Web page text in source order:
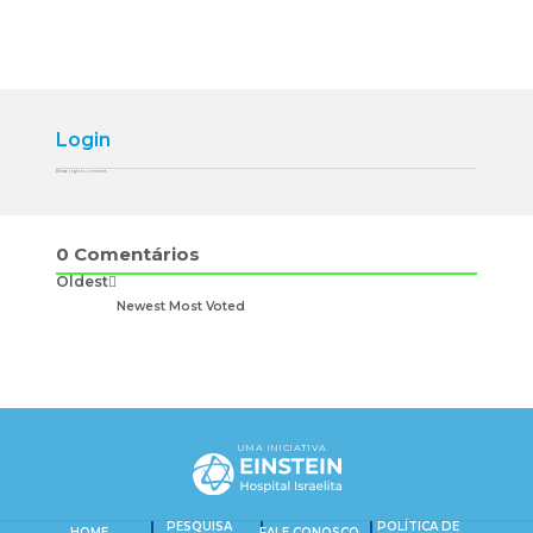
Login
Please login to comment
0 Comentários
Oldest
Newest Most Voted
PESQUISA POLÍTICA DE
UMA INICIATIVA